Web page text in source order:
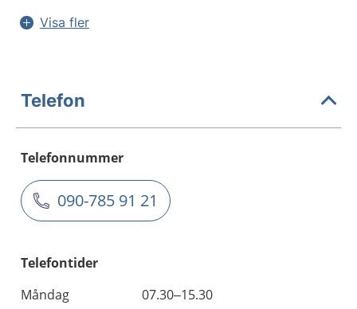
Visa fler
Telefon
Telefonnummer
090-785 91 21
Telefontider
Måndag
07.30–15.30